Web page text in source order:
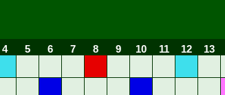
4 5 6 7 8 9 10 11 12 13